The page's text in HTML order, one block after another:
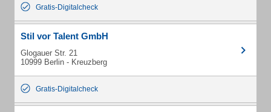
Gratis-Digitalcheck
Stil vor Talent GmbH
Glogauer Str. 21
10999 Berlin - Kreuzberg
Gratis-Digitalcheck